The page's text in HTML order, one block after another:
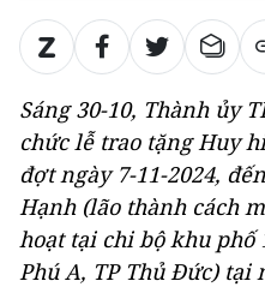
Sáng 30-10, Thành ủy
chức lễ trao tặng Huy
đợt ngày 7-11-2024,
Hạnh (lão thành cách
hoạt tại chi bộ khu phố
Phú A, TP Thủ Đức) tại